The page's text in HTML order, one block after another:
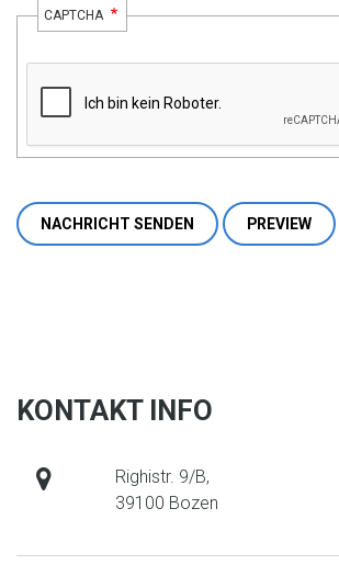
CAPTCHA
KONTAKT INFO
addressRighistr. 9/B,
39100 Bozen